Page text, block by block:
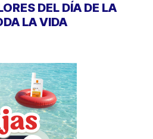
DEL DÍA DE LA
LA VIDA